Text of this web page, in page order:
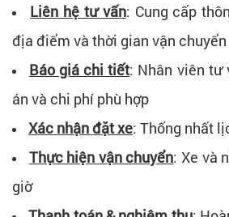
Liên hệ tư vấn: Cung cấp
địa điểm và thời gian vận chuyển
Báo giá chi tiết: Nhân viên tư
án và chi phí phù hợp
Xác nhận đặt xe: Thống nhất
Thực hiện vận chuyển: Xe và
giờ